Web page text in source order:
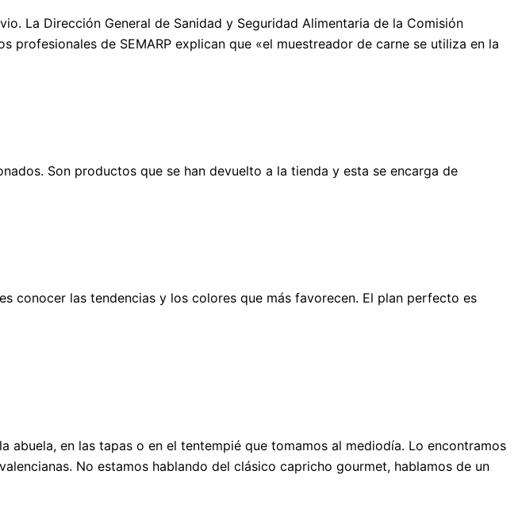
La Dirección General de Sanidad y Seguridad Alimentaria de la Comisión
de SEMARP explican que «el muestreador de carne se utiliza en la
Son productos que se han devuelto a la tienda y esta se encarga de
conocer las tendencias y los colores que más favorecen. El plan perfecto es
en las tapas o en el tentempié que tomamos al mediodía. Lo encontramos
No estamos hablando del clásico capricho gourmet, hablamos de un